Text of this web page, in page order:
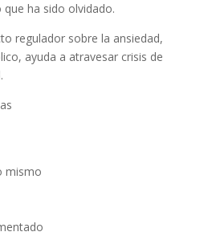
ha sido olvidado.
regulador sobre la ansiedad,
ayuda a atravesar crisis de
mismo